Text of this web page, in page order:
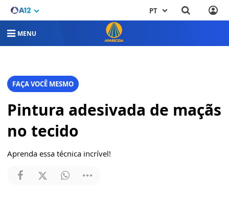
PT
MENU
FAÇA VOCÊ MESMO
Pintura adesivada de maçãs
no tecido
Aprenda essa técnica incrível!